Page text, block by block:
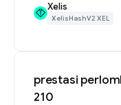
Xelis
XelisHashV2 XEL
prestasi
210